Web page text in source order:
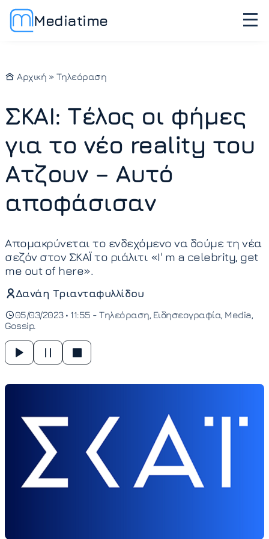
Mediatime
Αρχική » Τηλεόραση
ΣΚΑΙ: Τέλος οι φήμες
για το νέο reality του
Ατζουν – Αυτό
αποφάσισαν
Απομακρύνεται το ενδεχόμενο να δούμε τη νέα
σεζόν στον ΣΚΑΪ το ριάλιτι «I' m a celebrity, get
me out of here».
Δανάη Τριανταφυλλίδου
05/03/2023 • 11:55 - Τηλεόραση Ειδησεογραφία Media
Gossip